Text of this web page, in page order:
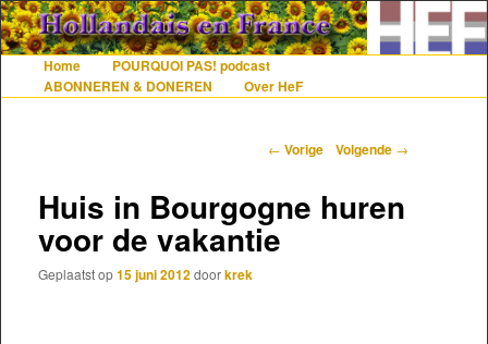
De gezelligste website voor Nederlanders die iets met Frankrijk hebben
HoofdmenuSpring naar de primaire inhoud
Spring naar de secundaire inhoud
Home
POURQUOI PAS! podcast
ABONNEREN & DONEREN
Over HeF
Berichtnavigatie
← Vorige Volgende →
Huis in Bourgogne huren
voor de vakantie
Geplaatst op15 juni 2012doorkrek